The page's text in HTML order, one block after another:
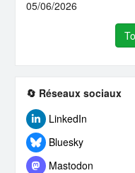
05/06/2026
🔄 Réseaux sociaux
LinkedIn
Bluesky
Mastodon